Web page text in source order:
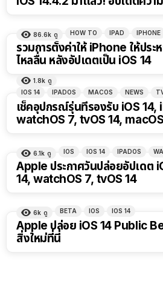
86.6k ดู HOW TO IPAD IPHONE
รวมการตั้งค่าให้ iPhone ให้ประ
ไหลลื่น หลังอัปเดตเป็น iOS 14
1.8k ดู
IOS 14
IPADOS MACOS NEWS
เช็คอุปกรณ์รุ่นที่รองรับ iOS 14,
watchOS 7, tvOS 14,
6.1k ดู IOS IOS 14 IPADOS
Apple ประกาศวันปล่อยอัปเดต
14, watchOS 7, tvOS 14
6k ดู BETA IOS IOS 14
Apple ปล่อย iOS 14 Public
สิ่งใหม่ที่นี่